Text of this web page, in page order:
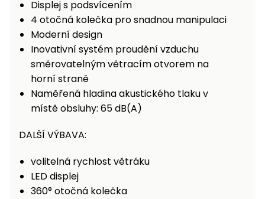
Displej s podsvícením
4 otočná kolečka pro snadnou manipulaci
Moderní design
Inovativní systém proudění vzduchu
směrovatelným větracím otvorem na
horní straně
Naměřená hladina akustického tlaku v
místě obsluhy: 65 dB(A)
DALŠÍ VÝBAVA:
volitelná rychlost větráku
LED displej
360° otočná kolečka